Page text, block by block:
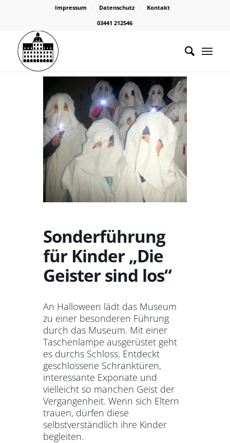
Impressum Datenschutz
Kontakt
03441 212546
Sonderführung
für Kinder „Die
Geister sind los“
An Halloween lädt das Museum
zu einer besonderen Führung
durch das Museum. Mit einer
Taschenlampe ausgerüstet geht
es durchs Schloss. Entdeckt
geschlossene Schranktüren,
interessante Exponate und
vielleicht so manchen Geist der
Vergangenheit. Wenn sich Eltern
trauen, dürfen diese
selbstverständlich ihre Kinder
begleiten.